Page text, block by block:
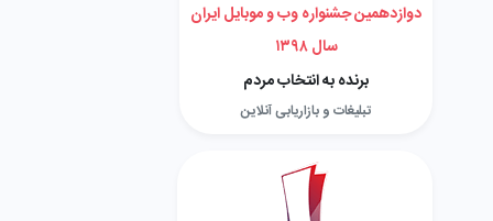
دوازدهمین جشنواره وب و موبایل ایران
سال ۱۳۹۸
برنده به انتخاب مردم
تبلیغات و بازاریابی آنلاین